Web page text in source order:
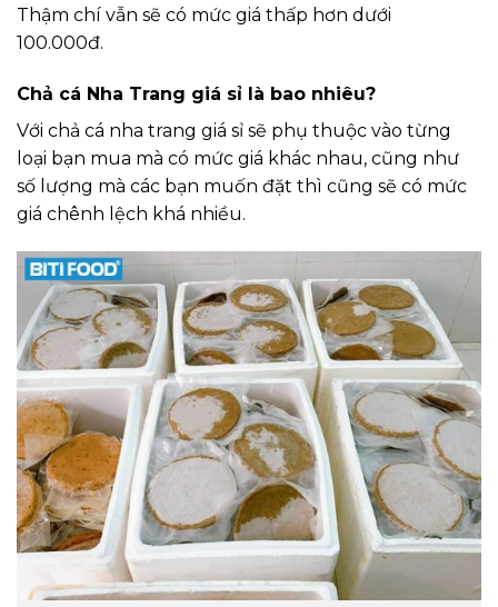
Thậm chí vẫn sẽ có mức giá thấp hơn dưới
100.000đ.
Chả cá Nha Trang giá sỉ là bao nhiêu?
Với chả cá nha trang giá sỉ sẽ phụ thuộc vào từng
loại bạn mua mà có mức giá khác nhau, cũng như
số lượng mà các bạn muốn đặt thì cũng sẽ có mức
giá chênh lệch khá nhiều.